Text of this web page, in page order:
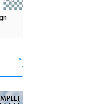
>